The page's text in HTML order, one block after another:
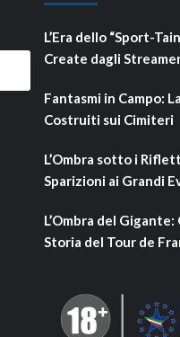
L’Era dello “Sport-
Create dagli
Fantasmi in Campo:
Costruiti sui Cimiteri
L’Ombra sotto i
Sparizioni ai Grandi
L’Ombra del
Storia del Tour de